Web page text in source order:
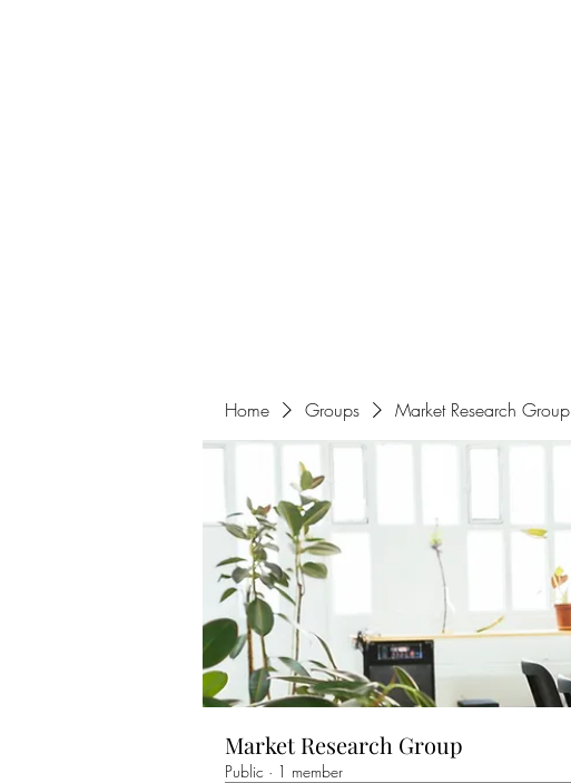
Home Groups Market Research Group
Market Research Group
Public · 1 member